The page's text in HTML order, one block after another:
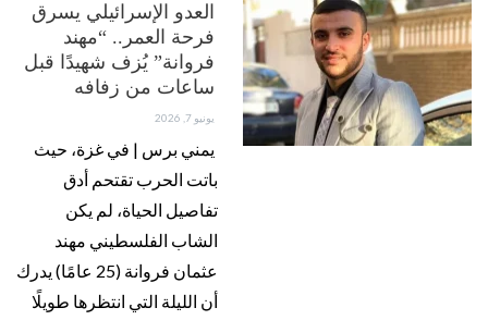
العدو الإسرائيلي يسرق
فرحة العمر.. “مهند
فروانة” يُزف شهيدًا قبل
ساعات من زفافه
يونيو 7, 2026
يمني برس | في غزة، حيث
باتت الحرب تقتحم أدق
تفاصيل الحياة، لم يكن
الشاب الفلسطيني مهند
عثمان فروانة (25 عامًا) يدرك
أن الليلة التي انتظرها طويلًا